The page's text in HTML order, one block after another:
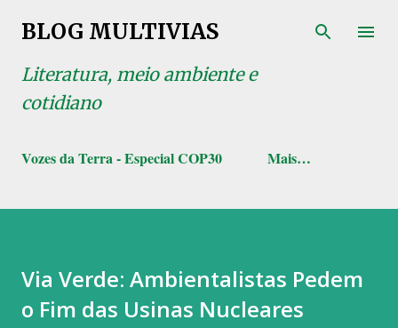
Pular para o conteúdo principal
BLOG MULTIVIAS
Literatura, meio ambiente e
cotidiano
Vozes da Terra - Especial COP30 Mais…
Via Verde: Ambientalistas Pedem
o Fim das Usinas Nucleares